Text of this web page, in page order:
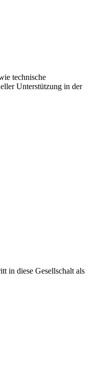
technische
Unterstützung in der
in diese Gesellschalt als